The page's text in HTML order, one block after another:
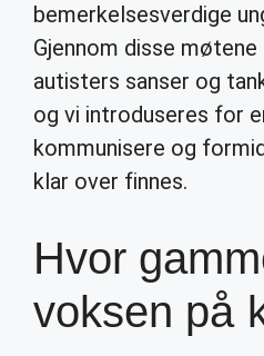
bemerkelsesverdige
Gjennom disse
autisters sanser og
og vi introduseres for
kommunisere og
klar over finnes.
Hvor
voksen på